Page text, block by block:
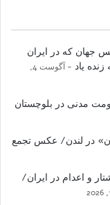
جهان که در ایران
یاد
آگوست 4,
مدنی در بلوچستان
در لندن/ عکس تجمع
و اعدام در ایران/